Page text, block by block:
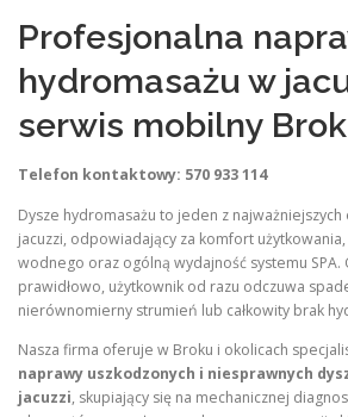
Profesjonalna
hydromasażu w
serwis mobilny
Telefon kontaktowy: 570 933 114
Dysze hydromasażu to jeden z
jacuzzi, odpowiadający za komfort
wodnego oraz ogólną wydajność systemu SPA.
prawidłowo, użytkownik od razu odczuwa
nierównomierny strumień lub całkowity brak
Nasza firma oferuje w Broku i okolicach
naprawy uszkodzonych i niesprawnych
jacuzzi, skupiający się na mechanicznej